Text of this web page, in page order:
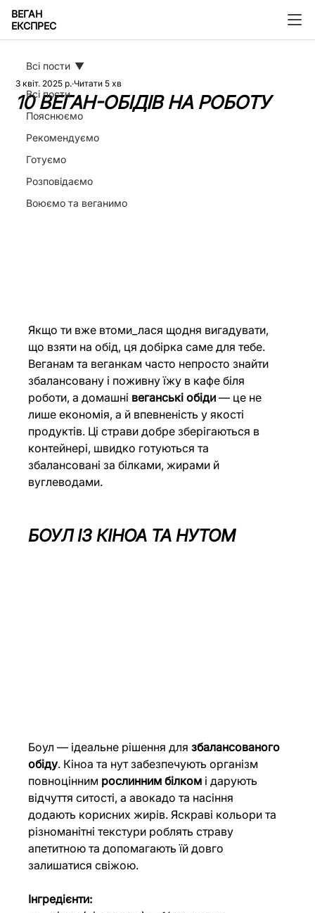
ВЕГАН
ЕКСПРЕС
Всі пости
Пояснюємо
Рекомендуємо
Готуємо
Розповідаємо
Воюємо та веганимо
Всі пости
10 ВЕГАН-ОБІДІВ НА РОБОТУ
3 квіт. 2025 р. Читати 5 хв
Якщо ти вже втоми_лася щодня вигадувати,
що взяти на обід, ця добірка саме для тебе.
Веганам та веганкам часто непросто знайти
збалансовану і поживну їжу в кафе біля
роботи, а домашні веганські обіди — це не
лише економія, а й впевненість у якості
продуктів. Ці страви добре зберігаються в
контейнері, швидко готуються та
збалансовані за білками, жирами й
вуглеводами.
БОУЛ ІЗ КІНОА ТА НУТОМ
Боул — ідеальне рішення для збалансованого
обіду. Кіноа та нут забезпечують організм
повноцінним рослинним білком і дарують
відчуття ситості, а авокадо та насіння
додають корисних жирів. Яскраві кольори та
різноманітні текстури роблять страву
апетитною та допомагають їй довго
залишатися свіжою.
Інгредієнти: